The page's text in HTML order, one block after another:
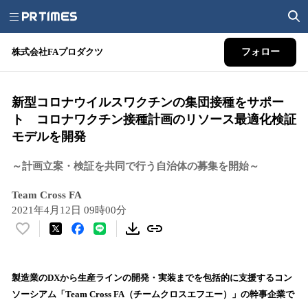
株式会社FAプロダクツ フォロー
新型コロナウイルスワクチンの集団接種をサポー
ト コロナワクチン接種計画のリソース最適化検証
モデルを開発
～計画立案・検証を共同で行う自治体の募集を開始～
Team Cross FA
2021年4月12日 09時00分
い
！
数
製造業のDXから生産ラインの開発・実装までを包括的に支援するコン
ソーシアム「Team Cross FA（チームクロスエフエー）」の幹事企業で